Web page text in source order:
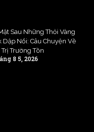
Sau Những Thỏi Vàng
Dập Nổi: Câu Chuyện Về
Trị Trường Tồn
8 5, 2026